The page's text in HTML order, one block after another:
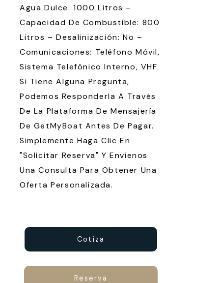
Agua Dulce: 1000 Litros –
Capacidad De Combustible: 800
Litros – Desalinización: No –
Comunicaciones: Teléfono Móvil,
Sistema Telefónico Interno, VHF
Si Tiene Alguna Pregunta,
Podemos Responderla A Través
De La Plataforma De Mensajería
De GetMyBoat Antes De Pagar.
Simplemente Haga Clic En
"Solicitar Reserva" Y Envíenos
Una Consulta Para Obtener Una
Oferta Personalizada.
Cotiza
Reserva